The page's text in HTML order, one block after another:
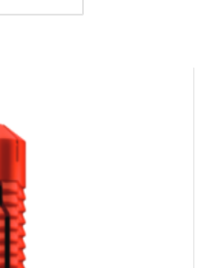
R$118,85